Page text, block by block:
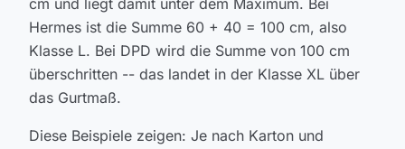
cm und liegt damit unter dem Maximum. Bei
Hermes ist die Summe 60 + 40 = 100 cm, also
Klasse L. Bei DPD wird die Summe von 100 cm
überschritten -- das landet in der Klasse XL über
das Gurtmaß.
Diese Beispiele zeigen: Je nach Karton und